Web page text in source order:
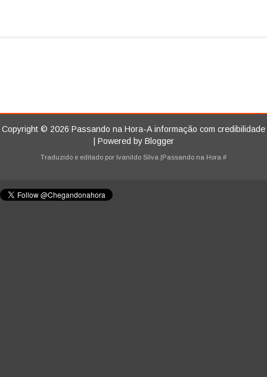
Copyright © 2026 Passando na Hora-A informação com credibilidade
| Powered by Blogger
Traduzido e editado por Ivanildo Silva |Passando na Hora #